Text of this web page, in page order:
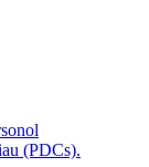
(PDCs).